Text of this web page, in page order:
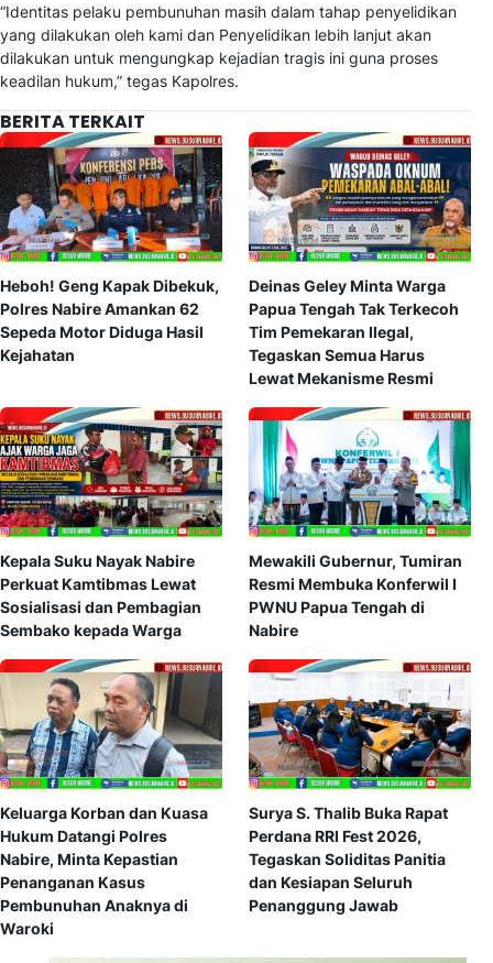
“Identitas pelaku pembunuhan masih dalam tahap penyelidikan
yang dilakukan oleh kami dan Penyelidikan lebih lanjut akan
dilakukan untuk mengungkap kejadian tragis ini guna proses
keadilan hukum,” tegas Kapolres.
BERITA TERKAIT
Heboh! Geng Kapak Dibekuk,
Polres Nabire Amankan 62
Sepeda Motor Diduga Hasil
Kejahatan
Deinas Geley Minta Warga
Papua Tengah Tak Terkecoh
Tim Pemekaran Ilegal,
Tegaskan Semua Harus
Lewat Mekanisme Resmi
Kepala Suku Nayak Nabire
Perkuat Kamtibmas Lewat
Sosialisasi dan Pembagian
Sembako kepada Warga
Mewakili Gubernur, Tumiran
Resmi Membuka Konferwil I
PWNU Papua Tengah di
Nabire
Keluarga Korban dan Kuasa
Hukum Datangi Polres
Nabire, Minta Kepastian
Penanganan Kasus
Pembunuhan Anaknya di
Waroki
Surya S. Thalib Buka Rapat
Perdana RRI Fest 2026,
Tegaskan Soliditas Panitia
dan Kesiapan Seluruh
Penanggung Jawab